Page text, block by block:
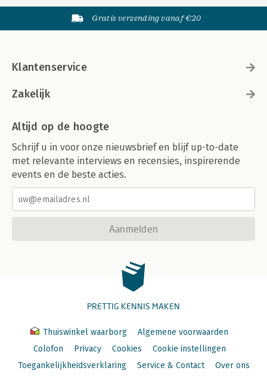
Gratis verzending vanaf €20
Klantenservice
Zakelijk
Altijd op de hoogte
Schrijf u in voor onze nieuwsbrief en blijf up-to-date
met relevante interviews en recensies, inspirerende
events en de beste acties.
Aanmelden
PRETTIG KENNIS MAKEN
Thuiswinkel waarborg
Algemene voorwaarden
Colofon
Privacy Cookies
Cookie instellingen
Toegankelijkheidsverklaring
Service & Contact Over ons